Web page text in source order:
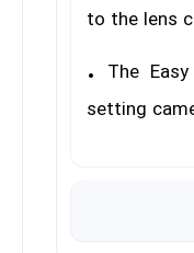
to the lens
• The
setting